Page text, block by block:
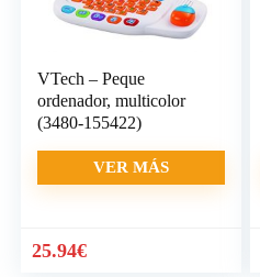
VTech – Peque
ordenador, multicolor
(3480-155422)
VER MÁS
El
25.94€El